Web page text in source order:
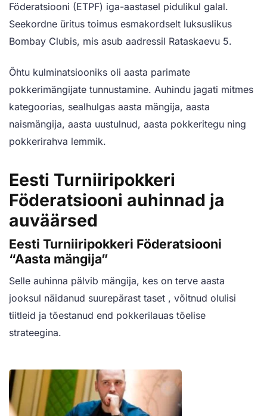
Föderatsiooni (ETPF) iga-aastasel pidulikul galal.
Seekordne üritus toimus esmakordselt luksuslikus
Bombay Clubis, mis asub aadressil Rataskaevu 5.
Õhtu kulminatsiooniks oli aasta parimate
pokkerimängijate tunnustamine. Auhindu jagati mitmes
kategoorias, sealhulgas aasta mängija, aasta
naismängija, aasta uustulnud, aasta pokkeritegu ning
pokkerirahva lemmik.
Eesti Turniiripokkeri
Föderatsiooni auhinnad ja
auväärsed
Eesti Turniiripokkeri Föderatsiooni
“Aasta mängija”
Selle auhinna pälvib mängija, kes on terve aasta
jooksul näidanud suurepärast taset , võitnud olulisi
tiitleid ja tõestanud end pokkerilauas tõelise
strateegina.